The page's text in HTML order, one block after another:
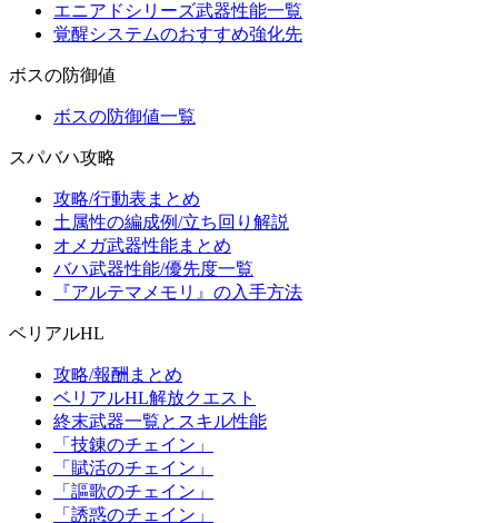
エニアドシリーズ武器性能一覧
覚醒システムのおすすめ強化先
ボスの防御値
ボスの防御値一覧
スパバハ攻略
攻略/行動表まとめ
土属性の編成例/立ち回り解説
オメガ武器性能まとめ
バハ武器性能/優先度一覧
『アルテマメモリ』の入手方法
ベリアルHL
攻略/報酬まとめ
ベリアルHL解放クエスト
終末武器一覧とスキル性能
「技錬のチェイン」
「賦活のチェイン」
「謳歌のチェイン」
「誘惑のチェイン」